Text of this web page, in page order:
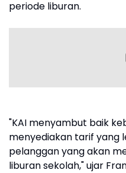
periode liburan.
"KAI menyambut baik
menyediakan tarif yang
pelanggan yang akan
liburan sekolah," ujar